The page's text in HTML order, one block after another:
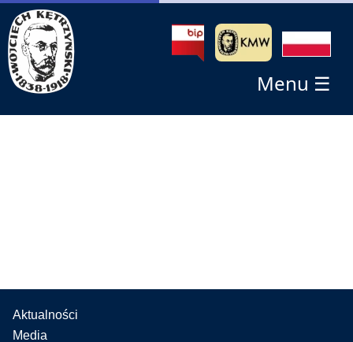
Menu ☰
Aktualności
Media